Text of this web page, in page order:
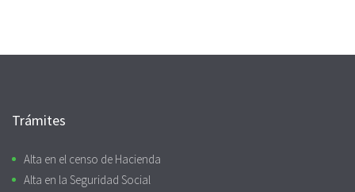
Trámites
Alta en el censo de Hacienda
Alta en la Seguridad Social